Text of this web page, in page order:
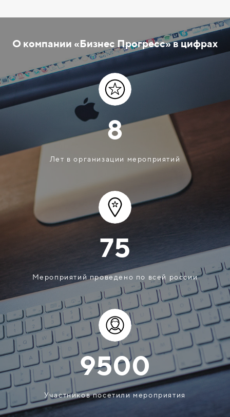
О компании «Бизнес Прогресс» в цифрах
8
Лет в организации мероприятий
75
Мероприятий проведено по всей россии
9500
Участников посетили мероприятия